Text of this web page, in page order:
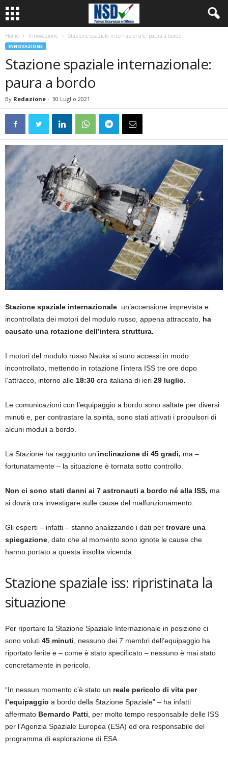
Home Innovazione Stazione spaziale internazionale: paura a bordo
INNOVAZIONE
Stazione spaziale internazionale:
paura a bordo
By Redazione - 30 Luglio 2021
Stazione spaziale internazionale: un’accensione imprevista e
incontrollata dei motori del modulo russo, appena attraccato, ha
causato una rotazione dell’intera struttura.
I motori del modulo russo Nauka si sono accessi in modo
incontrollato, mettendo in rotazione l’intera ISS tre ore dopo
l’attracco, intorno alle 18:30 ora italiana di ieri 29 luglio.
Le comunicazioni con l’equipaggio a bordo sono saltate per diversi
minuti e, per contrastare la spinta, sono stati attivati i propulsori di
alcuni moduli a bordo.
La Stazione ha raggiunto un’inclinazione di 45 gradi, ma –
fortunatamente – la situazione è tornata sotto controllo.
Non ci sono stati danni ai 7 astronauti a bordo né alla ISS, ma
si dovrà ora investigare sulle cause del malfunzionamento.
Gli esperti – infatti – stanno analizzando i dati per trovare una
spiegazione , dato che al momento sono ignote le cause che
hanno portato a questa insolita vicenda.
Stazione spaziale iss: ripristinata la
situazione
Per riportare la Stazione Spaziale Internazionale in posizione ci
sono voluti 45 minuti , nessuno dei 7 membri dell’equipaggio ha
riportato ferite e – come è stato specificato – nessuno è mai stato
concretamente in pericolo.
“In nessun momento c’è stato un reale pericolo di vita per
l’equipaggio a bordo della Stazione Spaziale” – ha infatti
affermato Bernardo Patti , per molto tempo responsabile delle ISS
per l’Agenzia Spaziale Europea (ESA) ed ora responsabile del
programma di esplorazione di ESA.